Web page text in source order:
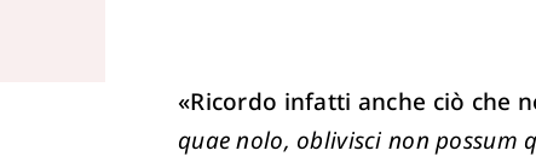
«Ricordo infatti anche ciò che
quae nolo, oblivisci non possum